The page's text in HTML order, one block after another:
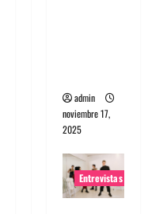
admin
noviembre 17,
2025
Entrevistas